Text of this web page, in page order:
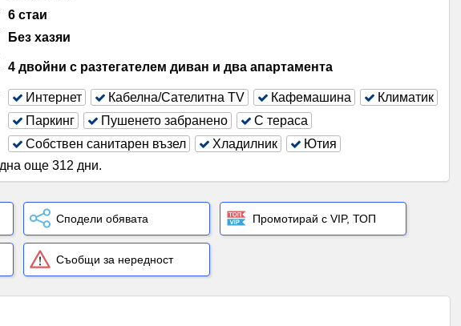
6 стаи
Без хазяи
4 двойни с разтегателем диван и два апартамента
Интернет Кабелна/Сателитна ТV Кафемашина
Климатик
Паркинг
Пушенето забранено
С тераса
Собствен санитарен възел
Хладилник
Ютия
още 312 дни.
Сподели обявата Промотирай с VIP, ТОП
Съобщи за нередност